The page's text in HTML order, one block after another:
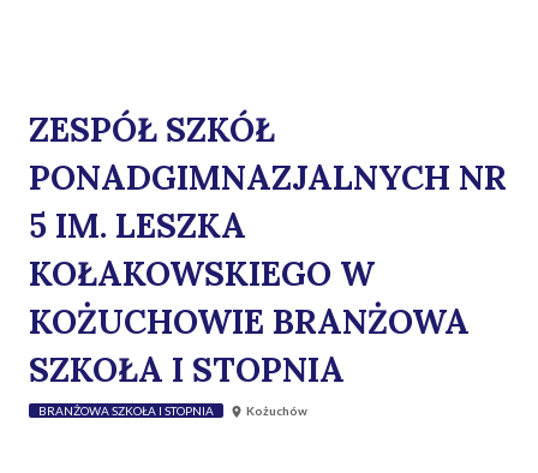
ZESPÓŁ SZKÓŁ
PONADGIMNAZJALNYCH NR
5 IM. LESZKA
KOŁAKOWSKIEGO W
KOŻUCHOWIE BRANŻOWA
SZKOŁA I STOPNIA
BRANŻOWA SZKOŁA I STOPNIA Kożuchów